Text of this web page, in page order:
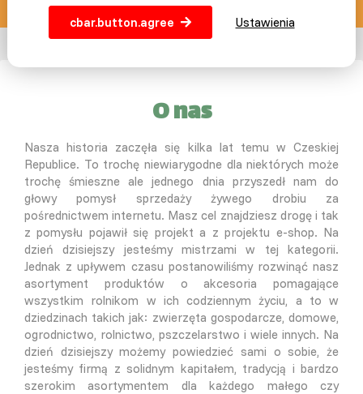
O nas
Nasza historia zaczęła się kilka lat temu w Czeskiej
Republice. To trochę niewiarygodne dla niektórych może
trochę śmieszne ale jednego dnia przyszedł nam do
głowy pomysł sprzedaży żywego drobiu za
pośrednictwem internetu. Masz cel znajdziesz drogę i tak
z pomysłu pojawił się projekt a z projektu e-shop. Na
dzień dzisiejszy jesteśmy mistrzami w tej kategorii.
Jednak z upływem czasu postanowiliśmy rozwinąć nasz
asortyment produktów o akcesoria pomagające
wszystkim rolnikom w ich codziennym życiu, a to w
dziedzinach takich jak: zwierzęta gospodarcze, domowe,
ogrodnictwo, rolnictwo, pszczelarstwo i wiele innych. Na
dzień dzisiejszy możemy powiedzieć sami o sobie, że
jesteśmy firmą z solidnym kapitałem, tradycją i bardzo
szerokim asortymentem dla każdego małego czy
cbar.button.agree Ustawienia